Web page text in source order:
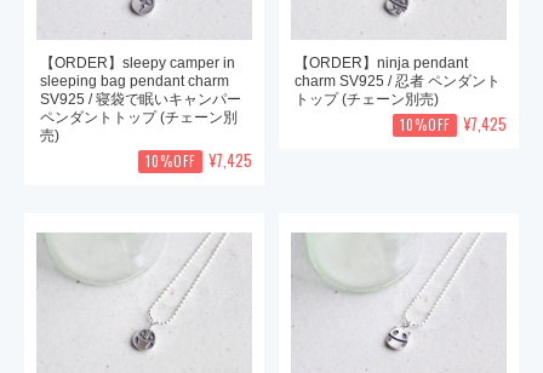
【ORDER】sleepy camper in
sleeping bag pendant charm
SV925 / 寝袋で眠いキャンパー
ペンダントトップ (チェーン別
売)
10%OFF ¥7,425
【ORDER】ninja pendant
charm SV925 / 忍者 ペンダント
トップ (チェーン別売)
10%OFF ¥7,425